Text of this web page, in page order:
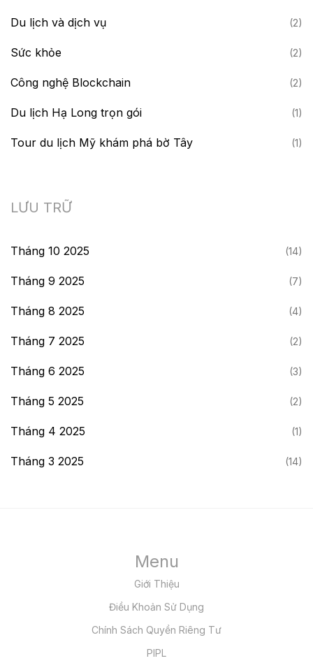
Du lịch và dịch vụ (2)
Sức khỏe (2)
Công nghệ Blockchain (2)
Du lịch Hạ Long trọn gói (1)
Tour du lịch Mỹ khám phá bờ Tây (1)
LƯU TRỮ
Tháng 10 2025 (14)
Tháng 9 2025 (7)
Tháng 8 2025 (4)
Tháng 7 2025 (2)
Tháng 6 2025 (3)
Tháng 5 2025 (2)
Tháng 4 2025 (1)
Tháng 3 2025 (14)
Menu
Giới Thiệu
Điều Khoản Sử Dụng
Chính Sách Quyền Riêng Tư
PIPL